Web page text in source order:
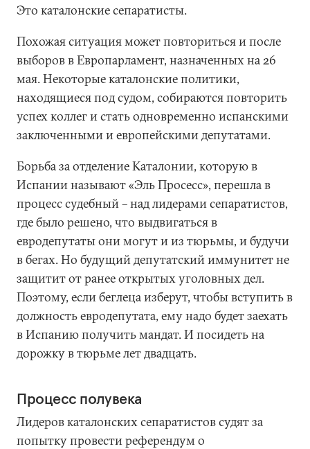
Это каталонские сепаратисты.
Похожая ситуация может повториться и после
выборов в Европарламент, назначенных на 26
мая. Некоторые каталонские политики,
находящиеся под судом, собираются повторить
успех коллег и стать одновременно испанскими
заключенными и европейскими депутатами.
Борьба за отделение Каталонии, которую в
Испании называют «Эль Просесс», перешла в
процесс судебный – над лидерами сепаратистов,
где было решено, что выдвигаться в
евродепутаты они могут и из тюрьмы, и будучи
в бегах. Но будущий депутатский иммунитет не
защитит от ранее открытых уголовных дел.
Поэтому, если беглеца изберут, чтобы вступить в
должность евродепутата, ему надо будет заехать
в Испанию получить мандат. И посидеть на
дорожку в тюрьме лет двадцать.
Процесс полувека
Лидеров каталонских сепаратистов судят за
попытку провести референдум о